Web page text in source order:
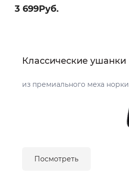
3 699Руб.
Классические ушанки
из премиального меха норки
Посмотреть